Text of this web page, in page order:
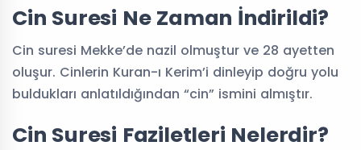
Cin Suresi Ne Zaman İndirildi?
Cin suresi Mekke’de nazil olmuştur ve 28 ayetten
oluşur. Cinlerin Kuran-ı Kerim’i dinleyip doğru yolu
buldukları anlatıldığından “cin” ismini almıştır.
Cin Suresi Faziletleri Nelerdir?